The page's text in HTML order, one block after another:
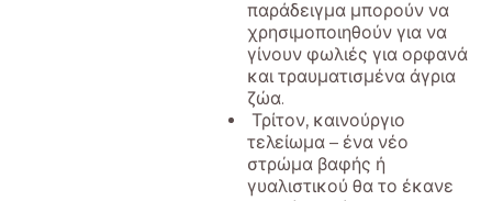
παράδειγμα μπορούν να
χρησιμοποιηθούν για να
γίνουν φωλιές για ορφανά
και τραυματισμένα άγρια
ζώα.
Τρίτον, καινούργιο
τελείωμα – ένα νέο
στρώμα βαφής ή
γυαλιστικού θα το έκανε